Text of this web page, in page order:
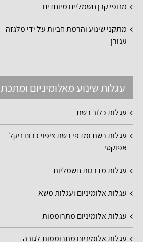
מנופי קרן חשמליים מיוחדים
מתקני שינוע והרמת חביות על ידי מלגזה
עגורן
עגלות שינוע מאלומיניום ומתכת
עגלות כלוב רשת
עגלות רשת ומדפי רשת ציפוי כרום ניקל -
אפוקסי
עגלות מדרגות חשמליות
עגלות אלומיניום ועגלות משא
עגלות אלומיניום מתרוממות
עגלות אלומיניום מתרוממות לגובה